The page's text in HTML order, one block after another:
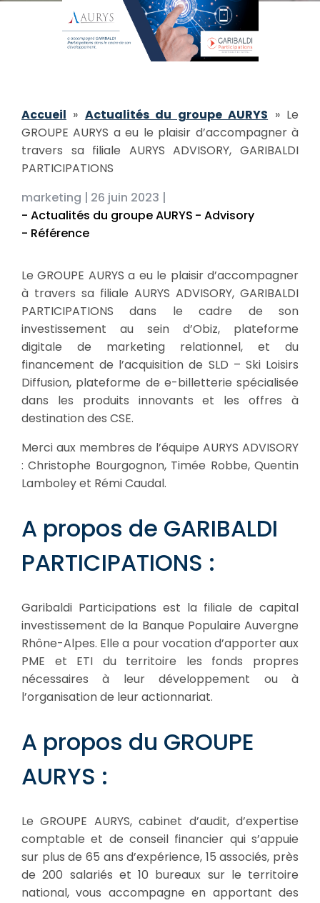
Accueil » Actualités du groupe AURYS » Le
GROUPE AURYS a eu le plaisir d’accompagner à
travers sa filiale AURYS ADVISORY, GARIBALDI
PARTICIPATIONS
marketing | 26 juin 2023 |
- Actualités du groupe AURYS - Advisory
- Référence
Le GROUPE AURYS a eu le plaisir d’accompagner
à travers sa filiale AURYS ADVISORY, GARIBALDI
PARTICIPATIONS dans le cadre de son
investissement au sein d’Obiz, plateforme
digitale de marketing relationnel, et du
financement de l’acquisition de SLD – Ski Loisirs
Diffusion, plateforme de e-billetterie spécialisée
dans les produits innovants et les offres à
destination des CSE.
Merci aux membres de l’équipe AURYS ADVISORY
: Christophe Bourgognon, Timée Robbe, Quentin
Lamboley et Rémi Caudal.
A propos de GARIBALDI
PARTICIPATIONS :
Garibaldi Participations est la filiale de capital
investissement de la Banque Populaire Auvergne
Rhône-Alpes. Elle a pour vocation d’apporter aux
PME et ETI du territoire les fonds propres
nécessaires à leur développement ou à
l’organisation de leur actionnariat.
A propos du GROUPE
AURYS :
Le GROUPE AURYS, cabinet d’audit, d’expertise
comptable et de conseil financier qui s’appuie
sur plus de 65 ans d’expérience, 15 associés, près
de 200 salariés et 10 bureaux sur le territoire
national, vous accompagne en apportant des